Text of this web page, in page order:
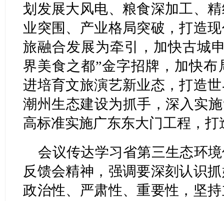
划发展大风电、粮食深加工、
业突围、产业格局突破，打造
旅融合发展为牵引，加快古城
界美食之都”金字招牌，加快
进培育文旅演艺新业态，打造
潮州生态建设为抓手，深入实
高标准实施广东东大门工程，
会议传达学习省第三生态环
反馈会精神，强调要深刻认识
政治性、严肃性、重要性，坚